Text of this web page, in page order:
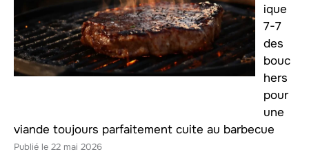
ique
7-7
des
bouc
hers
pour
une
viande toujours parfaitement cuite au barbecue
22 mai 2026